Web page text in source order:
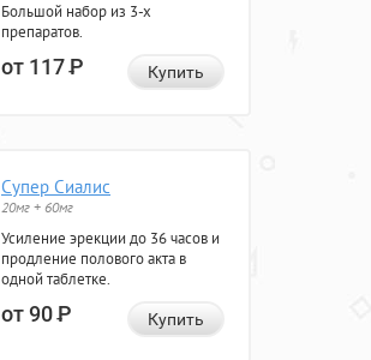
Большой набор из 3-х
препаратов.
от 117Р Купить
Супер Сиалис
20мг + 60мг
Усиление эрекции до 36 часов и
продление полового акта в
одной таблетке.
от 90Р Купить